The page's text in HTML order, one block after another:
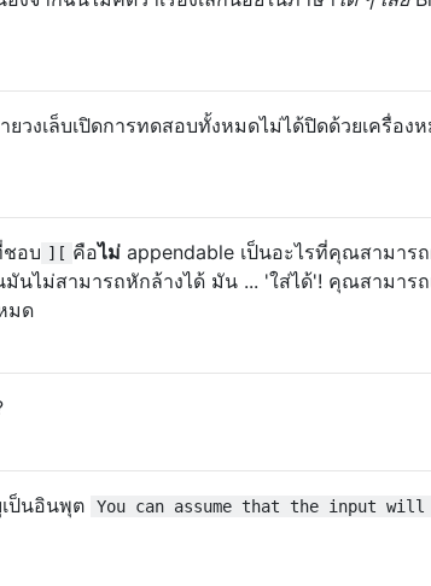
วงเล็บเปิดการทดสอบทั้งหมดไม่ได้ปิดด้วยเครื่องห
ชอบ ][ คือไม่ appendable เป็นอะไรที่คุณสามาร
นไม่สามารถหักล้างได้ มัน ... 'ใส่ได้'! คุณสามาร
มด
ป็นอินพุต
You can assume that the input will